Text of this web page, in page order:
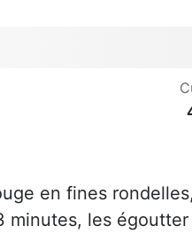
en fines
les